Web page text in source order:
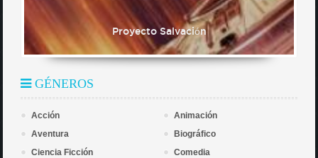
Proyecto Salvación
GÉNEROS
Acción
Animación
Aventura
Biográfico
Ciencia Ficción
Comedia